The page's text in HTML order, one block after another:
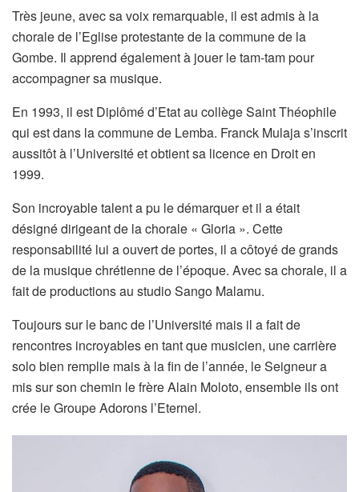
Très jeune, avec sa voix remarquable, il est admis à la
chorale de l’Eglise protestante de la commune de la
Gombe. Il apprend également à jouer le tam-tam pour
accompagner sa musique.
En 1993, il est Diplômé d’Etat au collège Saint Théophile
qui est dans la commune de Lemba. Franck Mulaja s’inscrit
aussitôt à l’Université et obtient sa licence en Droit en
1999.
Son incroyable talent a pu le démarquer et il a était
désigné dirigeant de la chorale « Gloria ». Cette
responsabilité lui a ouvert de portes, il a côtoyé de grands
de la musique chrétienne de l’époque. Avec sa chorale, il a
fait de productions au studio Sango Malamu.
Toujours sur le banc de l’Université mais il a fait de
rencontres incroyables en tant que musicien, une carrière
solo bien remplie mais à la fin de l’année, le Seigneur a
mis sur son chemin le frère Alain Moloto, ensemble ils ont
crée le Groupe Adorons l’Eternel.